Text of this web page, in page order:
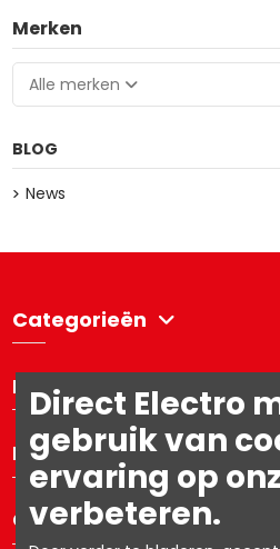
Merken
Alle merken
BLOG
News
Categorieën
Directelectro
Mijn account
Contacteer ons
Direct Electro
gebruik van
ervaring op
verbeteren.